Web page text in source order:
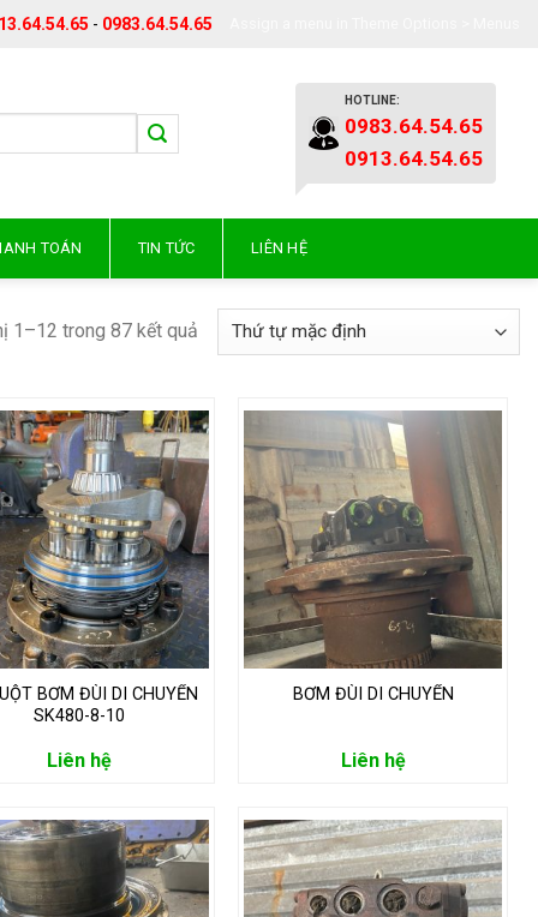
- 0983.64.54.65
HOTLINE:
0983.64.54.65
0913.64.54.65
TOÁN TIN TỨC LIÊN HỆ
1–12 trong 87 kết quả
BƠM ĐÙI DI CHUYỂN
SK480-8-10
Liên hệ
BƠM ĐÙI DI CHUYỂN
Liên hệ